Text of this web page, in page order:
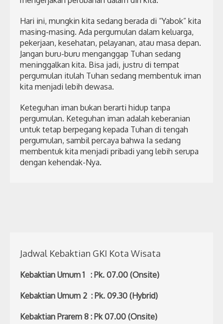
Hari ini, mungkin kita sedang berada di “Yabok” kita
masing-masing. Ada pergumulan dalam keluarga,
pekerjaan, kesehatan, pelayanan, atau masa depan.
Jangan buru-buru menganggap Tuhan sedang
meninggalkan kita. Bisa jadi, justru di tempat
pergumulan itulah Tuhan sedang membentuk iman
kita menjadi lebih dewasa.
Keteguhan iman bukan berarti hidup tanpa
pergumulan. Keteguhan iman adalah keberanian
untuk tetap berpegang kepada Tuhan di tengah
pergumulan, sambil percaya bahwa Ia sedang
membentuk kita menjadi pribadi yang lebih serupa
dengan kehendak-Nya.
Jadwal Kebaktian GKI Kota Wisata
Kebaktian Umum 1 : Pk. 07.00 (Onsite)
Kebaktian Umum 2 : Pk. 09.30 (Hybrid)
Kebaktian Prarem 8 : Pk 07.00 (Onsite)